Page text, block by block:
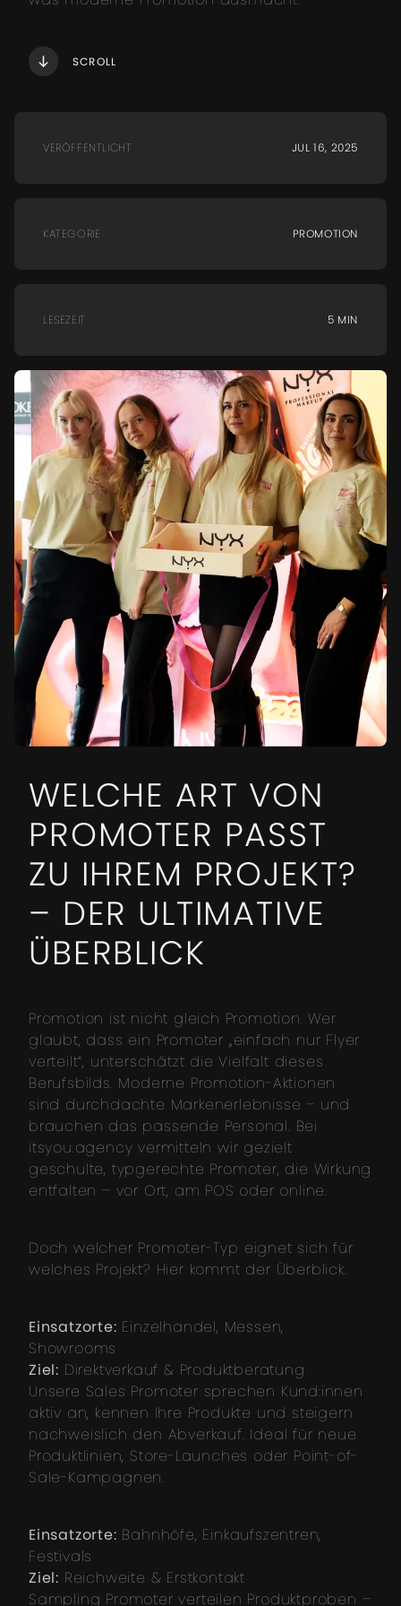
SCROLL
VERÖFFENTLICHT JUL 16, 2025
KATEGORIE PROMOTION
LESEZEIT 5 MIN
WELCHE ART VON
PROMOTER PASST
ZU IHREM PROJEKT?
– DER ULTIMATIVE
ÜBERBLICK
Promotion ist nicht gleich Promotion. Wer
glaubt, dass ein Promoter „einfach nur Flyer
verteilt“, unterschätzt die Vielfalt dieses
Berufsbilds. Moderne Promotion-Aktionen
sind durchdachte Markenerlebnisse – und
brauchen das passende Personal. Bei
itsyou.agency vermitteln wir gezielt
geschulte, typgerechte Promoter, die Wirkung
entfalten – vor Ort, am POS oder online.
Doch welcher Promoter-Typ eignet sich für
welches Projekt? Hier kommt der Überblick.
Einsatzorte: Einzelhandel, Messen,
Showrooms
Ziel: Direktverkauf & Produktberatung
Unsere Sales Promoter sprechen Kund:innen
aktiv an, kennen Ihre Produkte und steigern
nachweislich den Abverkauf. Ideal für neue
Produktlinien, Store-Launches oder Point-of-
Sale-Kampagnen.
Einsatzorte: Bahnhöfe, Einkaufszentren,
Festivals
Ziel: Reichweite & Erstkontakt
Sampling Promoter verteilen Produktproben –